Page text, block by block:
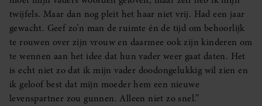
twijfels. Maar dan nog pleit het haar niet vrij. Had een jaar
gewacht. Geef zo’n man de ruimte én de tijd om behoorlijk
te rouwen over zijn vrouw en daarmee ook zijn kinderen om
te wennen aan het idee dat hun vader weer gaat daten. Het
is echt niet zo dat ik mijn vader doodongelukkig wil zien en
ik geloof best dat mijn moeder hem een nieuwe
levenspartner zou gunnen. Alleen niet zo snel.”